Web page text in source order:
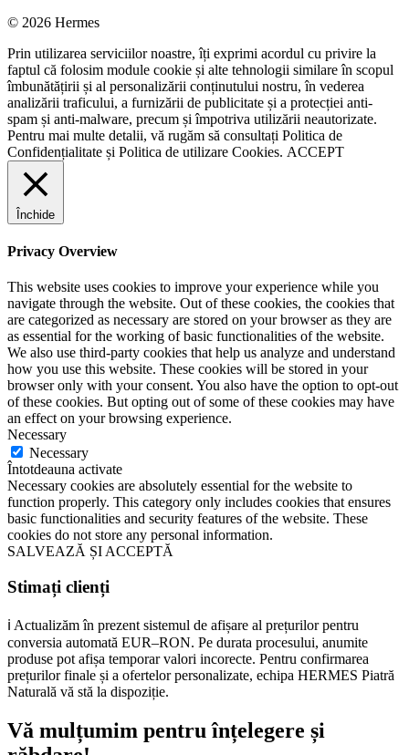
© 2026 Hermes
Prin utilizarea serviciilor noastre, îți exprimi acordul cu privire la
faptul că folosim module cookie și alte tehnologii similare în scopul
îmbunătățirii și al personalizării conținutului nostru, în vederea
analizării traficului, a furnizării de publicitate și a protecției anti-
spam și anti-malware, precum și împotriva utilizării neautorizate.
Pentru mai multe detalii, vă rugăm să consultați Politica de
Confidențialitate și Politica de utilizare Cookies. ACCEPT
Închide
Privacy Overview
This website uses cookies to improve your experience while you
navigate through the website. Out of these cookies, the cookies that
are categorized as necessary are stored on your browser as they are
as essential for the working of basic functionalities of the website.
We also use third-party cookies that help us analyze and understand
how you use this website. These cookies will be stored in your
browser only with your consent. You also have the option to opt-out
of these cookies. But opting out of some of these cookies may have
an effect on your browsing experience.
Necessary
Necessary
Întotdeauna activate
Necessary cookies are absolutely essential for the website to
function properly. This category only includes cookies that ensures
basic functionalities and security features of the website. These
cookies do not store any personal information.
SALVEAZĂ ȘI ACCEPTĂ
Stimați clienți
ℹ️ Actualizăm în prezent sistemul de afișare al prețurilor pentru
conversia automată EUR–RON. Pe durata procesului, anumite
produse pot afișa temporar valori incorecte. Pentru confirmarea
prețurilor finale și a ofertelor personalizate, echipa HERMES Piatră
Naturală vă stă la dispoziție.
Vă mulțumim pentru înțelegere și